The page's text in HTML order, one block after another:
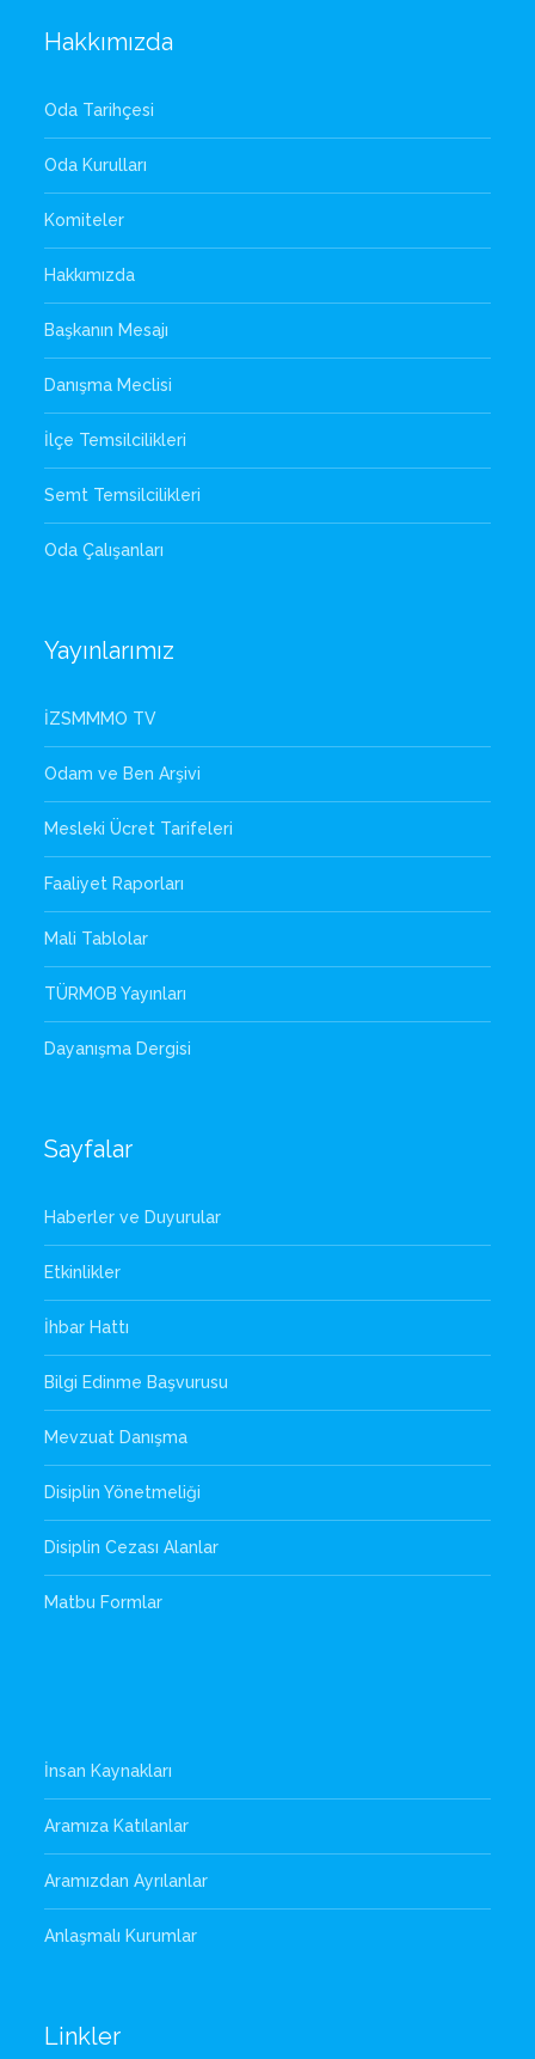
Hakkımızda
Oda Tarihçesi
Oda Kurulları
Komiteler
Hakkımızda
Başkanın Mesajı
Danışma Meclisi
İlçe Temsilcilikleri
Semt Temsilcilikleri
Oda Çalışanları
Yayınlarımız
İZSMMMO TV
Odam ve Ben Arşivi
Mesleki Ücret Tarifeleri
Faaliyet Raporları
Mali Tablolar
TÜRMOB Yayınları
Dayanışma Dergisi
Sayfalar
Haberler ve Duyurular
Etkinlikler
İhbar Hattı
Bilgi Edinme Başvurusu
Mevzuat Danışma
Disiplin Yönetmeliği
Disiplin Cezası Alanlar
Matbu Formlar
İnsan Kaynakları
Aramıza Katılanlar
Aramızdan Ayrılanlar
Anlaşmalı Kurumlar
Linkler